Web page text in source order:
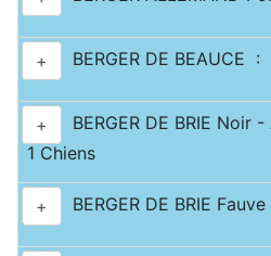
+ BERGER DE BEAUCE
+
BERGER DE BRIE Noir
1 Chiens
+ BERGER DE BRIE